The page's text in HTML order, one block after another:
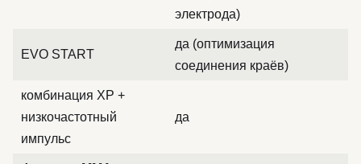
электрода)
EVO START
да (оптимизация
соединения краёв)
комбинация XP +
низкочастотный
импульс
да